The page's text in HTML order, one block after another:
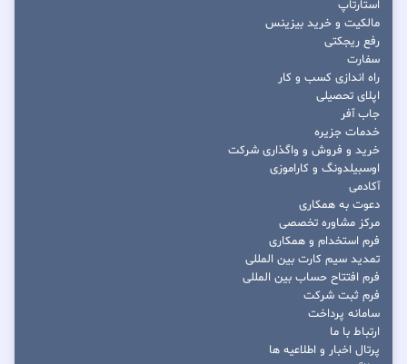
استارتاپ
مالکیت و خرید بیزینس
رفع ریجکتی
سفارت
راه اندازی کسب و کار
اپلای تحصیلی
جاب آفر
خدمات جزیره
خرید و فروش و واگذاری شرکت
اوسبیلدونگ و کاراموزی
آکادمی
دعوت به همکاری
مرکز مشاوره تخصصی
فرم استخدام و همکاری
تمدید سیم کارت بین المللی
فرم افتتاح حساب بین المللی
فرم ثبت شرکت
سامانه پرداخت
ارتباط با ما
پرتال اخبار و اطلاعیه ها